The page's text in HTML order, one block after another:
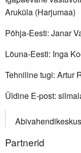
Aruküla (Harjumaa)
Põhja-Eesti: Janar
Lõuna-Eesti: Inga
Tehniline tugi: Artur
Üldine E-post:
Partnerid